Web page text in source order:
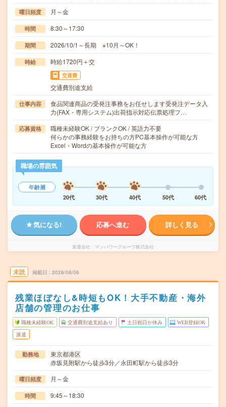
曜日頻度 月～金
時間 8:30～17:30
期間 2026/10/1～長期 ※10月～OK！
時給 時給1720円＋交
交通費
交通費別途支給
仕事内容
食品関連商品の受発注事務をお任せします受発注データ入
力(FAX・専用システム)出荷指示対応伝票処理フ…
応募資格
職種未経験OK / ブランクOK / 英語力不要
何らかの事務経験をお持ちの方PC基本操作が可能な方
Excel・Wordの基本操作が可能な方
職場の雰囲気
年齢層
20代
30代 40代 50代 60代
気になる! 応募へ進む 詳しく見る
派遣会社 マンパワーグループ株式会社
未読 掲載日 2026/08/06
残業ほぼなし&時短もOK！大手不動産・海外
店舗の管理のお仕事
職種未経験OK 交通費別途支給あり 土日祝日が休み WEB登録OK
派遣
勤務地
東京都港区
赤坂見附駅から徒歩3分／永田町駅から徒歩3分
曜日頻度 月～金
時間 9:45～18:30